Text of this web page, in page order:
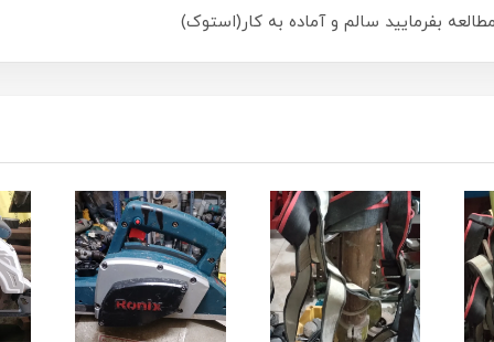
بفرمایید سالم و آماده به کار(استوک)